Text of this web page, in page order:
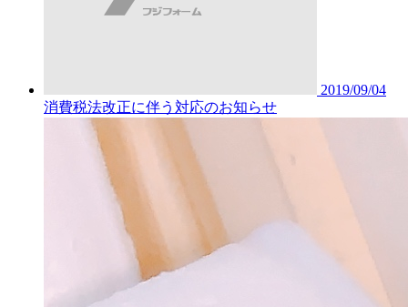
2019/09/04
消費税法改正に伴う対応のお知らせ